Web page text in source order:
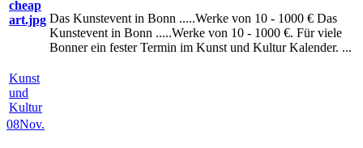
Das Kunstevent in Bonn .....Werke von 10 - 1000 € Das
Kunstevent in Bonn .....Werke von 10 - 1000 €. Für viele
Bonner ein fester Termin im Kunst und Kultur Kalender. ...
Kunst
und
Kultur
08Nov.